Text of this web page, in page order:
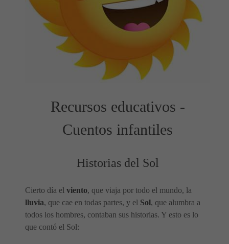
Recursos educativos -
Cuentos infantiles
Historias del Sol
Cierto día el viento, que viaja por todo el mundo, la
lluvia, que cae en todas partes, y el Sol, que alumbra a
todos los hombres, contaban sus historias. Y esto es lo
que contó el Sol: